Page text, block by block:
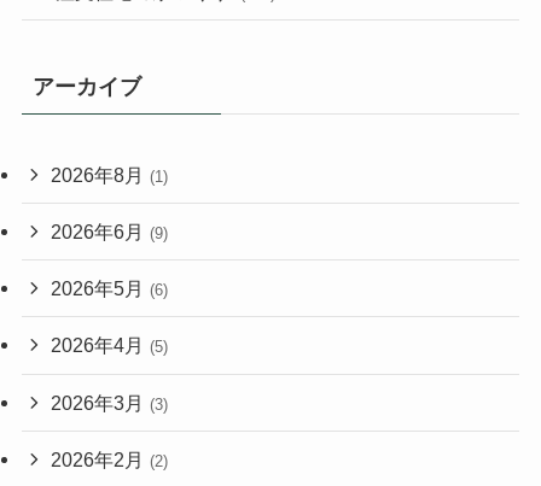
アーカイブ
2026年8月 (1)
2026年6月 (9)
2026年5月 (6)
2026年4月 (5)
2026年3月 (3)
2026年2月 (2)